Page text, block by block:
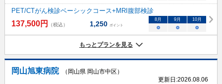
PET/CTがん検診ベーシックコース+MRI腹部検診
137,500円 （税込） 1,250 ポイント
8 月 9 月 10月
○ ○ ○
もっとプランを見る
岡山旭東病院
（岡山県 岡山市中区）
更新日:2026.08.06